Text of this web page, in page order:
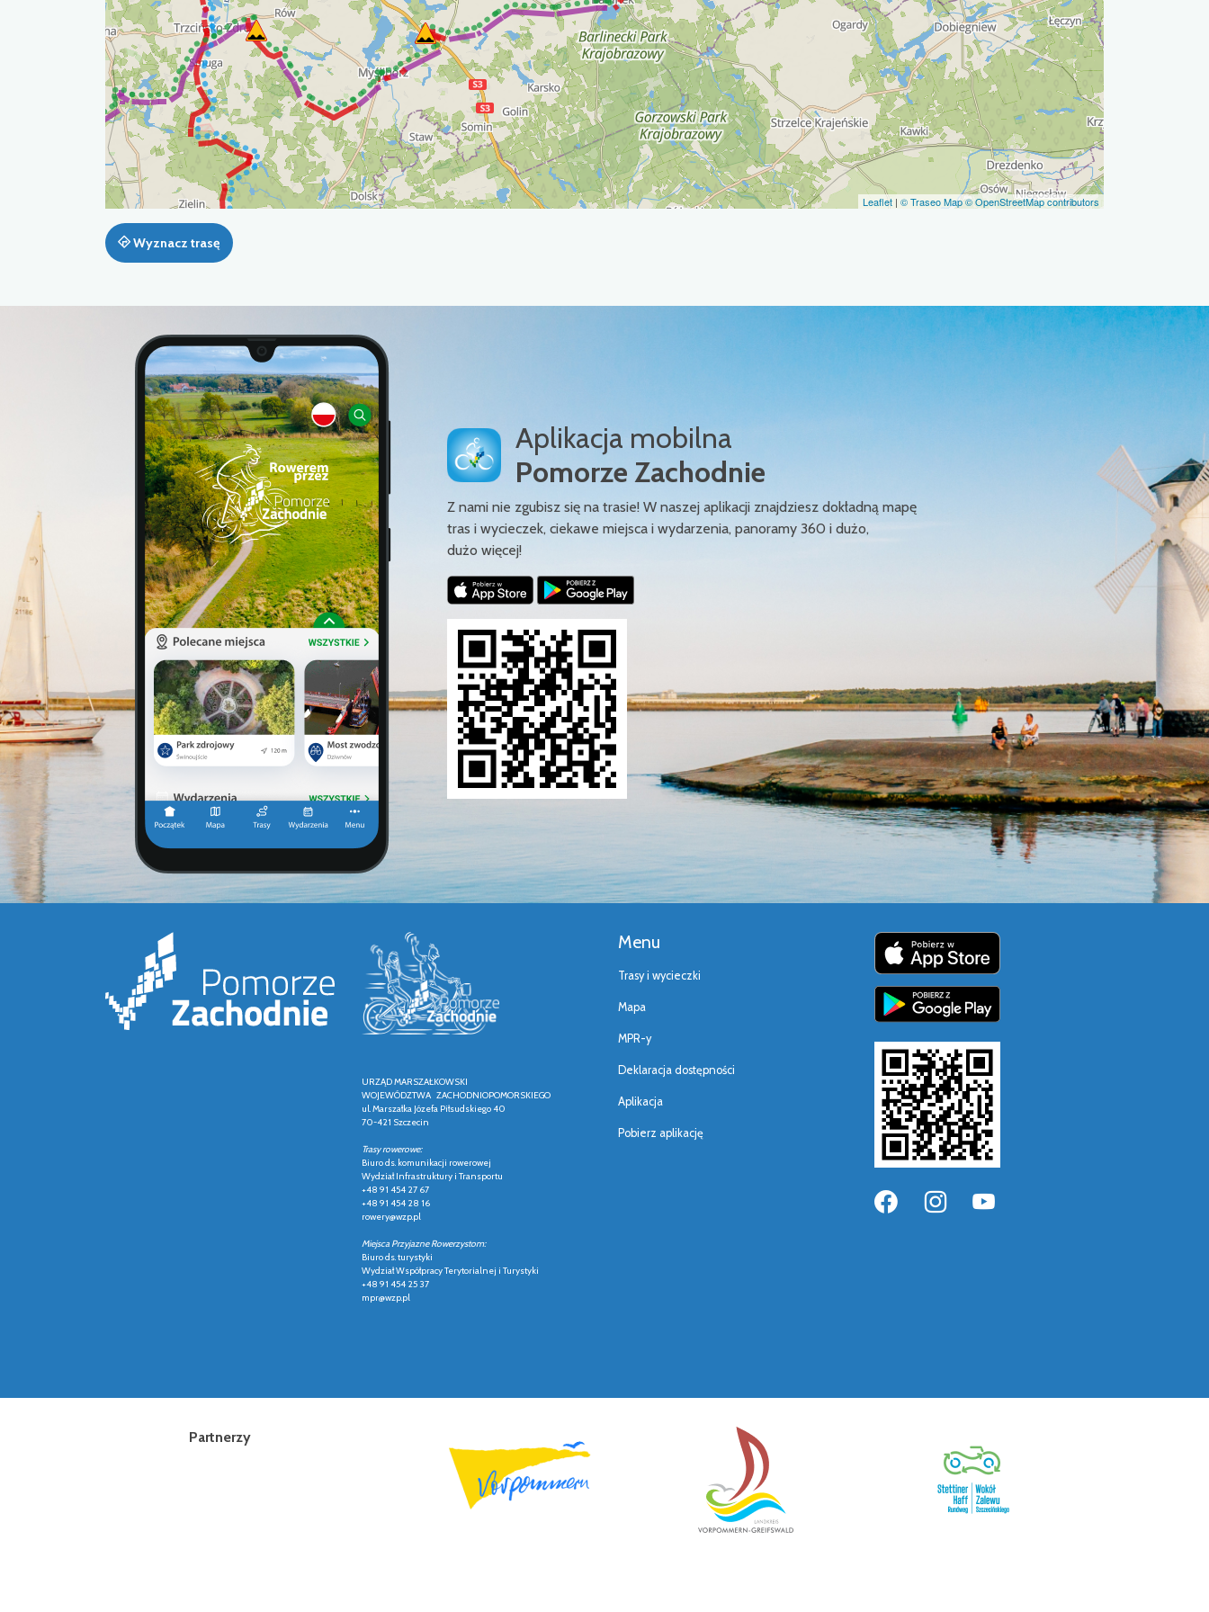
Leaflet | © Traseo Map© OpenStreetMap contributors
Wyznacz trasę
Aplikacja mobilna
Pomorze Zachodnie
Z nami nie zgubisz się na trasie! W naszej aplikacji znajdziesz dokładną mapę
tras i wycieczek, ciekawe miejsca i wydarzenia, panoramy 360 i dużo,
dużo więcej!
URZĄD MARSZAŁKOWSKI
WOJEWÓDZTWA ZACHODNIOPOMORSKIEGO
ul. Marszałka Józefa Piłsudskiego 40
70-421 Szczecin
Trasy rowerowe:
Biuro ds. komunikacji rowerowej
Wydział Infrastruktury i Transportu
+48 91 454 27 67
+48 91 454 28 16
rowery@wzp.pl
Miejsca Przyjazne Rowerzystom:
Biuro ds. turystyki
Wydział Współpracy Terytorialnej i Turystyki
+48 91 454 25 37
mpr@wzp.pl
Menu
Trasy i wycieczki
Mapa
MPR-y
Deklaracja dostępności
Aplikacja
Pobierz aplikację
Partnerzy